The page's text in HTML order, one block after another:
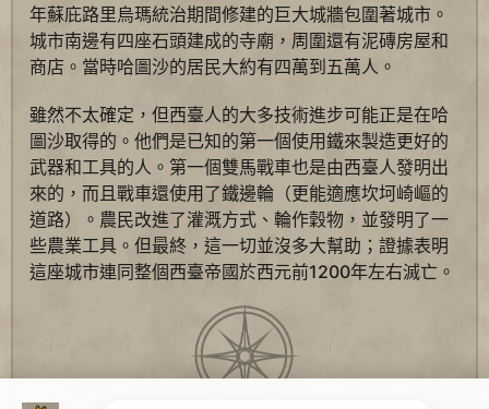
年蘇庇路里烏瑪統治期間修建的巨大城牆包圍著城市。
城市南邊有四座石頭建成的寺廟，周圍還有泥磚房屋和
商店。當時哈圖沙的居民大約有四萬到五萬人。
雖然不太確定，但西臺人的大多技術進步可能正是在哈
圖沙取得的。他們是已知的第一個使用鐵來製造更好的
武器和工具的人。第一個雙馬戰車也是由西臺人發明出
來的，而且戰車還使用了鐵邊輪（更能適應坎坷崎嶇的
道路）。農民改進了灌溉方式、輪作穀物，並發明了一
些農業工具。但最終，這一切並沒多大幫助；證據表明
這座城市連同整個西臺帝國於西元前1200年左右滅亡。